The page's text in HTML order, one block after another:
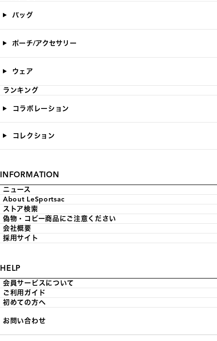
バッグ
ポーチ/アクセサリー
ウェア
ランキング
コラボレーション
コレクション
INFORMATION
ニュース
About LeSportsac
ストア検索
偽物・コピー商品にご注意ください
会社概要
採用サイト
HELP
会員サービスについて
ご利用ガイド
初めての方へ
お問い合わせ